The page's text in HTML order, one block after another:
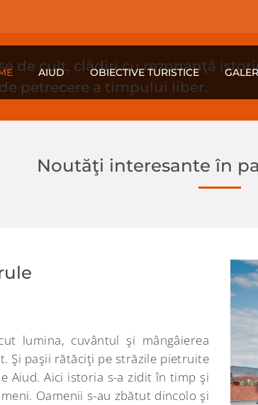
AIUD OBIECTIVE TURISTICE
de cult, clădiri cu rezonanţă
petrecere a timpului liber.
Noutăţi interesante în
lumina, cuvântul şi mângâierea
Şi paşii rătăciţi pe străzile pietruite
Aiud. Aici istoria s-a zidit în timp şi
Oamenii s-au zbătut dincolo şi